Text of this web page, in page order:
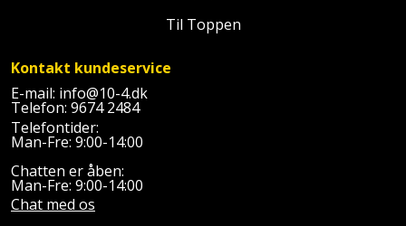
Tagpladeværktøj
Trekantsliber
Trekantslibertilbehør
Vægscanner
Til Toppen
Kontakt kundeservice
E-mail: info@10-4.dk
Telefon: 9674 2484
Telefontider:
Man-Fre: 9:00-14:00
Chatten er åben:
Man-Fre: 9:00-14:00
Chat med os